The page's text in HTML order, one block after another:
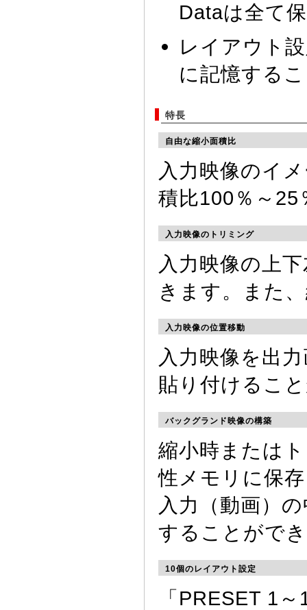
Dataは全て
レイアウト
に記憶する
特長
自由な縮小面積比
入力映像のイ
積比100％～
入力映像のトリミング
入力映像の上
きます。また
入力映像の位置移動
入力映像を出
貼り付けるこ
バックグランド映像の構築
縮小時または
性メモリに保
入力（動画）
することがで
10個のレイアウト設定
「PRESET 1